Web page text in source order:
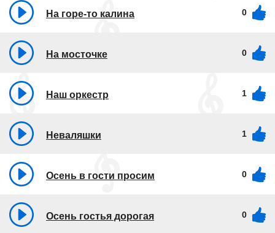
На горе-то калина 0
На мосточке 0
Наш оркестр 1
Неваляшки 1
Осень в гости просим 0
Осень гостья дорогая 0